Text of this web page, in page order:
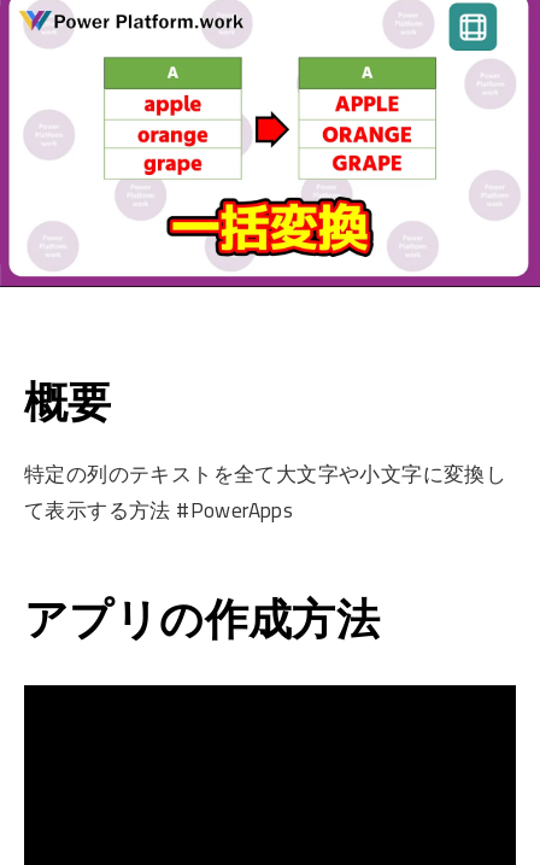
概要
特定の列のテキストを全て大文字や小文字に変換し
て表示する方法 #PowerApps
アプリの作成方法